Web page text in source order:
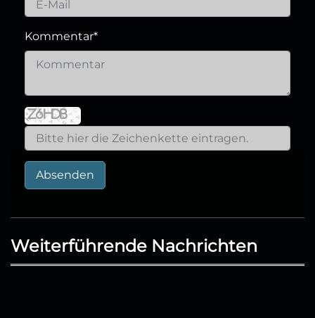
Kommentar*
Absenden
Weiterführende Nachrichten